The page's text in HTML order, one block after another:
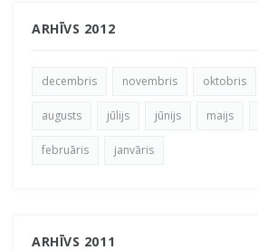
ARHĪVS 2012
decembris novembris oktobris
augusts jūlijs jūnijs maijs
februāris janvāris
ARHĪVS 2011